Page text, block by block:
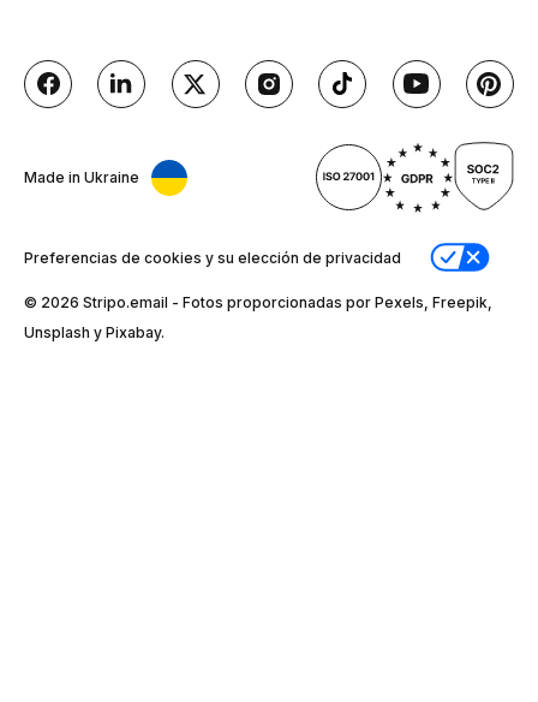
Made in Ukraine
Preferencias de cookies y su elección de privacidad
© 2026 Stripо.email - Fotos proporcionadas por Pexels, Freepik,
Unsplash y Pixabay.